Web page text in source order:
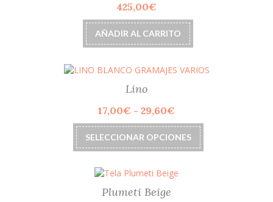
425,00€
AÑADIR AL CARRITO
Lino
17,00€ - 29,60€
de
precios:
desde
hasta
SELECCIONAR OPCIONES
Este
producto
tiene
Plumeti Beige